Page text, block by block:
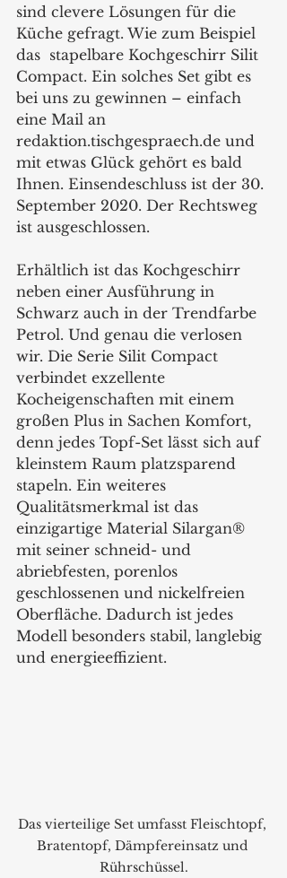
sind clevere Lösungen für die
Küche gefragt. Wie zum Beispiel
das  stapelbare Kochgeschirr Silit
Compact. Ein solches Set gibt es
bei uns zu gewinnen – einfach
eine Mail an
redaktion.tischgespraech.de und
mit etwas Glück gehört es bald
Ihnen. Einsendeschluss ist der 30.
September 2020. Der Rechtsweg
ist ausgeschlossen.
Erhältlich ist das Kochgeschirr
neben einer Ausführung in
Schwarz auch in der Trendfarbe
Petrol. Und genau die verlosen
wir. Die Serie Silit Compact
verbindet exzellente
Kocheigenschaften mit einem
großen Plus in Sachen Komfort,
denn jedes Topf-Set lässt sich auf
kleinstem Raum platzsparend
stapeln. Ein weiteres
Qualitätsmerkmal ist das
einzigartige Material Silargan®
mit seiner schneid- und
abriebfesten, porenlos
geschlossenen und nickelfreien
Oberfläche. Dadurch ist jedes
Modell besonders stabil, langlebig
und energieeffizient.
Das vierteilige Set umfasst Fleischtopf,
Bratentopf, Dämpfereinsatz und
Rührschüssel.